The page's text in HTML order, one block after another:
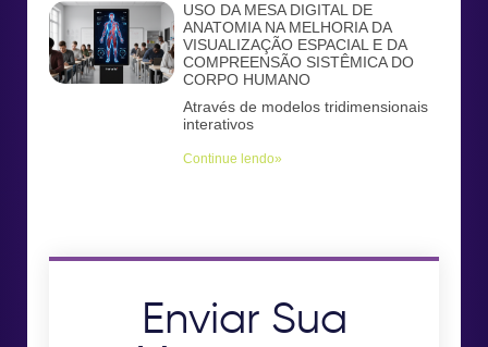
USO DA MESA DIGITAL DE
ANATOMIA NA MELHORIA DA
VISUALIZAÇÃO ESPACIAL E DA
COMPREENSÃO SISTÊMICA DO
CORPO HUMANO
Através de modelos tridimensionais
interativos
Continue lendo»
Enviar Sua